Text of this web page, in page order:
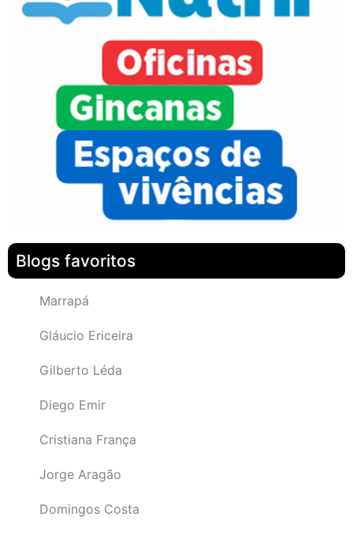
Blogs favoritos
Marrapá
Gláucio Ericeira
Gilberto Léda
Diego Emir
Cristiana França
Jorge Aragão
Domingos Costa